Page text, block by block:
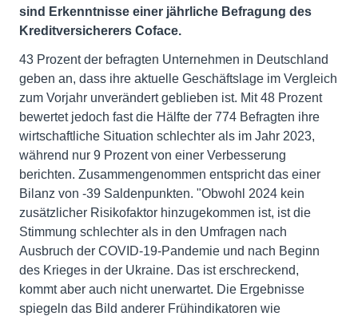
sind Erkenntnisse einer jährliche Befragung des
Kreditversicherers Coface.
43 Prozent der befragten Unternehmen in Deutschland
geben an, dass ihre aktuelle Geschäftslage im Vergleich
zum Vorjahr unverändert geblieben ist. Mit 48 Prozent
bewertet jedoch fast die Hälfte der 774 Befragten ihre
wirtschaftliche Situation schlechter als im Jahr 2023,
während nur 9 Prozent von einer Verbesserung
berichten. Zusammengenommen entspricht das einer
Bilanz von -39 Saldenpunkten. "Obwohl 2024 kein
zusätzlicher Risikofaktor hinzugekommen ist, ist die
Stimmung schlechter als in den Umfragen nach
Ausbruch der COVID-19-Pandemie und nach Beginn
des Krieges in der Ukraine. Das ist erschreckend,
kommt aber auch nicht unerwartet. Die Ergebnisse
spiegeln das Bild anderer Frühindikatoren wie